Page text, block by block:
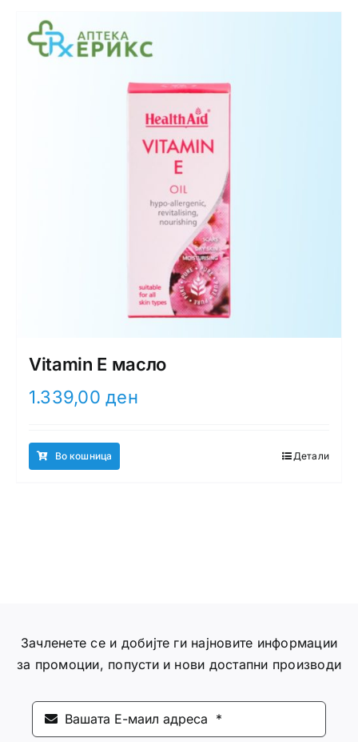
Vitamin E масло
1.339,00ден
Во кошница Детали
Зачленете се и добијте ги најновите информации
за промоции, попусти и нови достапни производи